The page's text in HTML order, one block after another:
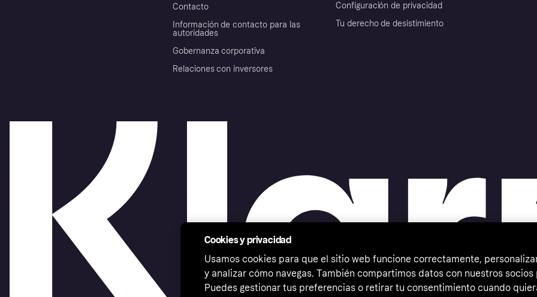
Contacto
Información de contacto para las
autoridades
Gobernanza corporativa
Relaciones con inversores
Configuración de privacidad
Tu derecho de desistimiento
Cookies y privacidad
Usamos cookies para que el sitio web funcione correctamente,
y analizar cómo navegas. También compartimos datos con nuestros
Puedes gestionar tus preferencias o retirar tu consentimiento cuando